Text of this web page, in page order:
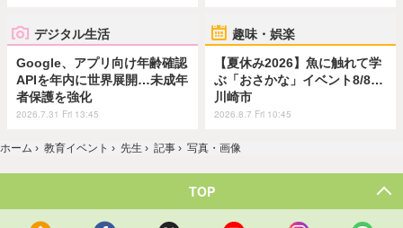
デジタル生活
Google、アプリ向け年齢確認
APIを年内に世界展開…未成年
者保護を強化
2026.7.31 Fri 13:45
趣味・娯楽
【夏休み2026】魚に触れて学
ぶ「おさかな」イベント8/8…
川崎市
2026.8.7 Fri 10:45
ホーム › 教育イベント › 先生 › 記事 › 写真・画像
TOP